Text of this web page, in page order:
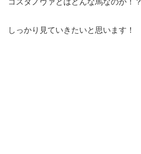
コスタノヴァとはどんな馬なのか！？
しっかり見ていきたいと思います！